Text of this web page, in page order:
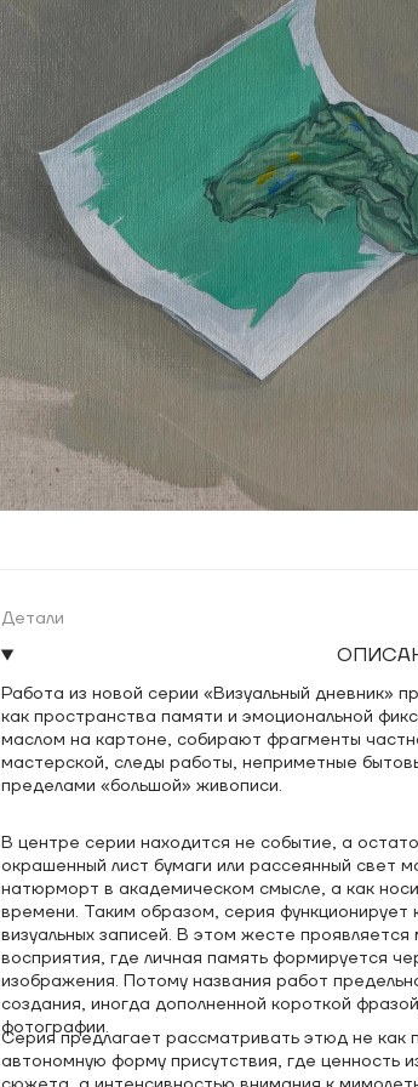
Детали
Работа из новой серии «Визуальный дневник»
как пространства памяти и эмоциональной
маслом на картоне, собирают фрагменты
мастерской, следы работы, неприметные
пределами «большой» живописи.
В центре серии находится не событие, а
окрашенный лист бумаги или рассеянный свет
натюрморт в академическом смысле, а как
времени. Таким образом, серия функционирует
визуальных записей. В этом жесте
восприятия, где личная память формируется
изображения. Потому названия работ
создания, иногда дополненной короткой
фотографии.
Серия предлагает рассматривать этюд не как
автономную форму присутствия, где